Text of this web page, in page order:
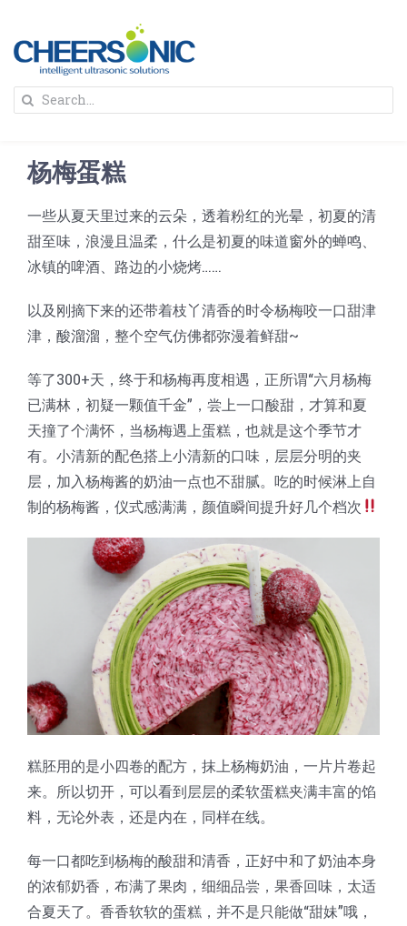
content
解决方案
蛋糕切割机
圆蛋糕切割机
蛋糕切片机
三角蛋糕切割机
奶酪切片
块状奶酪切片
条状奶酪切片
挤出奶酪切片
披萨切割机
三明治切割机
寿司切割机
面团
常温面团切割
冷冻面团切割
糕点/糖果
牛轧糖切割
阿胶糕切片
谷物棒切割
超声波设备
公司新闻
关于我们
人才招聘
联系我们
Search
杨梅蛋糕
一些从夏天里过来的云朵，透着粉红的光晕，初夏的清
甜至味，浪漫且温柔，什么是初夏的味道窗外的蝉鸣、
冰镇的啤酒、路边的小烧烤……
以及刚摘下来的还带着枝丫清香的时令杨梅咬一口甜津
津，酸溜溜，整个空气仿佛都弥漫着鲜甜~
等了300+天，终于和杨梅再度相遇，正所谓“六月杨梅
已满林，初疑一颗值千金”，尝上一口酸甜，才算和夏
天撞了个满怀，当杨梅遇上蛋糕，也就是这个季节才
有。小清新的配色搭上小清新的口味，层层分明的夹
层，加入杨梅酱的奶油一点也不甜腻。吃的时候淋上自
制的杨梅酱，仪式感满满，颜值瞬间提升好几个档次
糕胚用的是小四卷的配方，抹上杨梅奶油，一片片卷起
来。所以切开，可以看到层层的柔软蛋糕夹满丰富的馅
料，无论外表，还是内在，同样在线。
每一口都吃到杨梅的酸甜和清香，正好中和了奶油本身
的浓郁奶香，布满了果肉，细细品尝，果香回味，太适
合夏天了。香香软软的蛋糕，并不是只能做“甜妹”哦，